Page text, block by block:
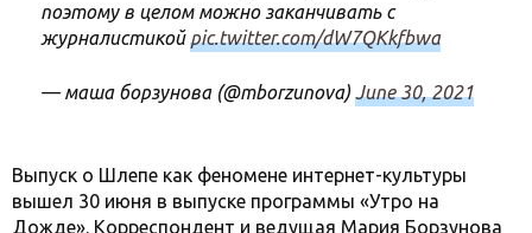
поэтому в целом можно заканчивать с
журналистикойpic.twitter.com/dW7QKkfbwa
— маша борзунова (@mborzunova) June 30, 2021
Выпуск о Шлепе как феномене интернет-культуры
вышел 30 июня в выпуске программы «Утро на
Дожде». Корреспондент и ведущая Мария Борзунова